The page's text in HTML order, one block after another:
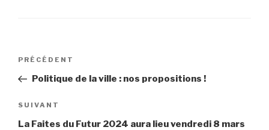
Navigation
l’article
Article
précédent
PRÉCÉDENT
Politique de la ville : nos propositions !
Article
suivant
SUIVANT
La Faites du Futur 2024 aura lieu vendredi 8 mars